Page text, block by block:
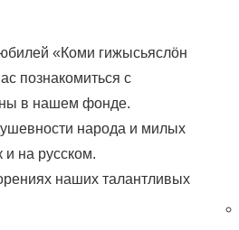
«Коми гижысьяслöн
познакомиться с
в нашем фонде.
народа и милых
и на русском.
наших талантливых